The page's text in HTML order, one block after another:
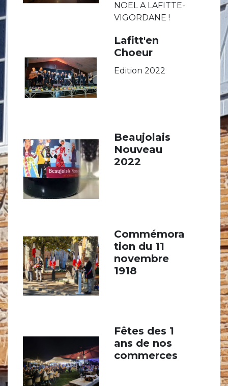
NOEL A LAFITTE-
VIGORDANE !
Lafitt'en
Choeur
Edition 2022
Beaujolais
Nouveau
2022
Commémora
tion du 11
novembre
1918
Fêtes des 1
ans de nos
commerces